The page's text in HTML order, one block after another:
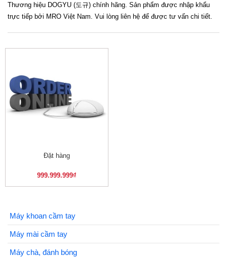
Thương hiệu DOGYU (도규) chính hãng. Sản phẩm được nhập khẩu
trực tiếp bởi MRO Việt Nam. Vui lòng liên hệ để được tư vấn chi tiết.
Đặt hàng
999.999.999₫
Máy khoan cầm tay
Máy mài cầm tay
Máy chà, đánh bóng